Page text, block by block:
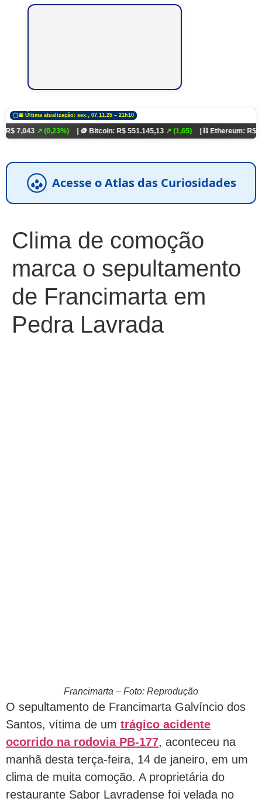
📅 Última atualização: sex., 07.11.25 – 21h10
↗ (0,23%) | 🪙 Bitcoin: R$ 551.145,13↗ (1,65) | ⛓️ Ethereum: R$ 18.321,93
Acesse o Atlas das Curiosidades
Clima de comoção
marca o sepultamento
de Francimarta em
Pedra Lavrada
Francimarta – Foto: Reprodução
O sepultamento de Francimarta Galvíncio dos
Santos, vítima de um trágico acidente
ocorrido na rodovia PB-177, aconteceu na
manhã desta terça-feira, 14 de janeiro, em um
clima de muita comoção. A proprietária do
restaurante Sabor Lavradense foi velada no